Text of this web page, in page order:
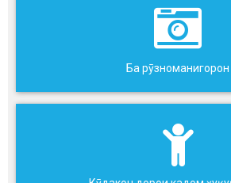
Ба рӯзноманигорон